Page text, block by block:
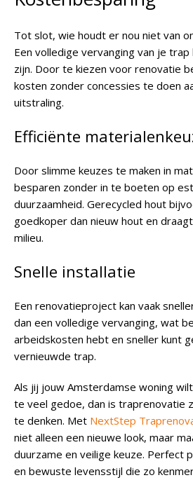
Tot slot, wie houdt er nou niet van
Een volledige vervanging van je
zijn. Door te kiezen voor renovatie
kosten zonder concessies te doen
uitstraling.
Efficiënte
Door slimme keuzes te maken in
besparen zonder in te boeten op
duurzaamheid. Gerecycled hout
goedkoper dan nieuw hout en
milieu.
Snelle installatie
Een renovatieproject kan vaak
dan een volledige vervanging, wat
arbeidskosten hebt en sneller kunt
vernieuwde trap.
Als jij jouw Amsterdamse woning
te veel gedoe, dan is traprenovatie
te denken. Met NextStep
niet alleen een nieuwe look, maar
duurzame en veilige keuze. Perfect
en bewuste levensstijl die zo